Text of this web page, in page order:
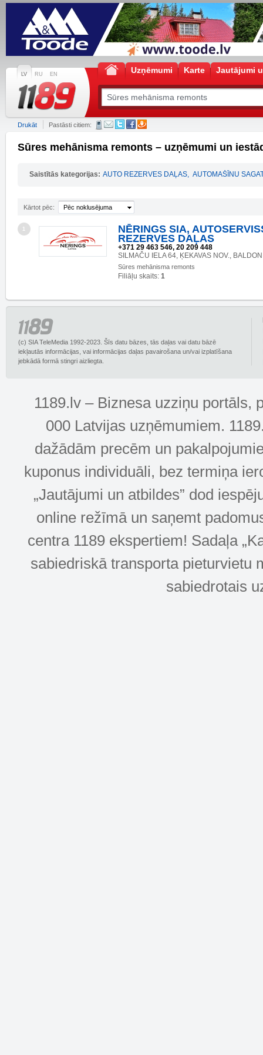
LV RU EN Uzņēmumi Karte Jautājumi
Drukāt Pastāsti citiem:
Sūres mehānisma remonts – uzņēmumi un
Saistītās kategorijas: AUTO REZERVES DAĻAS, AUTOMAŠĪNU
Kārtot pēc: Pēc noklusējuma
1
NĒRINGS SIA,
REZERVES DAĻAS
+371 29 463 546, 20 209 448
SILMAČU IELA 64, ĶEKAVAS NOV.,
Sūres mehānisma remonts
Filiāļu skaits: 1
(c) SIA TeleMedia 1992-2023. Šīs datu bāzes, tās daļas vai datu bāzē
iekļautās informācijas, vai informācijas daļas pavairošana un/vai izplatīšana
jebkādā formā stingri aizliegta.
1189.lv – Biznesa uzziņu portāls,
000 Latvijas uzņēmumiem.
dažādām precēm un
kuponus individuāli, bez termiņa
„Jautājumi un atbildes” dod
online režīmā un saņemt
centra 1189 ekspertiem! Sadaļa
sabiedriskā transporta pieturvietu
sabiedrotais